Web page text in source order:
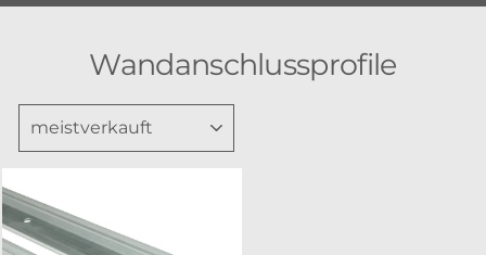
Pause
Wandanschlussprofile
SORTIEREN